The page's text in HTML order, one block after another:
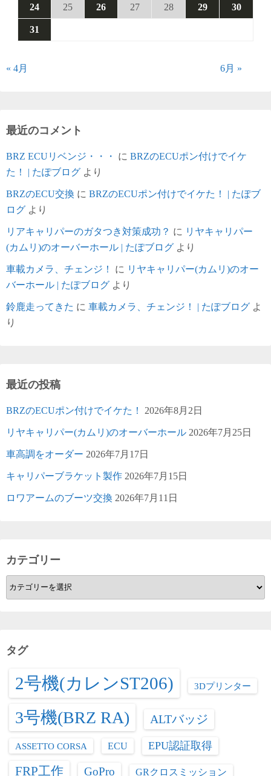
24 25 26 27 28 29 30
31
« 4月 6月 »
最近のコメント
BRZ ECUリベンジ・・・ に BRZのECUポン付けでイケ
た！ | たぽブログ より
BRZのECU交換 に BRZのECUポン付けでイケた！ | たぽブ
ログ より
リアキャリパーのガタつき対策成功？ に リヤキャリパー
(カムリ)のオーバーホール | たぽブログ より
車載カメラ、チェンジ！ に リヤキャリパー(カムリ)のオー
バーホール | たぽブログ より
鈴鹿走ってきた に 車載カメラ、チェンジ！ | たぽブログ よ
り
最近の投稿
BRZのECUポン付けでイケた！ 2026年8月2日
リヤキャリパー(カムリ)のオーバーホール 2026年7月25日
車高調をオーダー 2026年7月17日
キャリパーブラケット製作 2026年7月15日
ロワアームのブーツ交換 2026年7月11日
カテゴリー
カ
テ
ー
タグ
2号機(カレンST206) 3Dプリンター
3号機(BRZ RA) ALTバッジ
ASSETTO CORSA ECU EPU認証取得
FRP工作 GoPro GRクロスミッション